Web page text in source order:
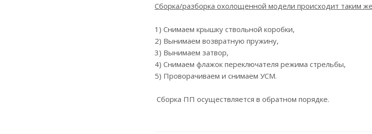
Сборка/разборка охолощенной модели происходит таким
1) Снимаем крышку ствольной коробки,
2) Вынимаем возвратную пружину,
3) Вынимаем затвор,
4) Снимаем флажок переключателя режима стрельбы,
5) Проворачиваем и снимаем УСМ.
Сборка ПП осуществляется в обратном порядке.